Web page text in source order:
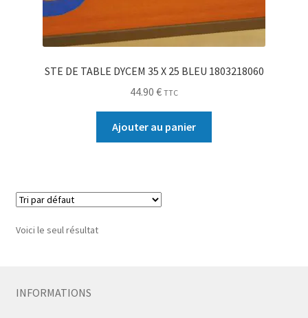
STE DE TABLE DYCEM 35 X 25 BLEU 1803218060
44.90 € TTC
Ajouter au panier
Voici le seul résultat
INFORMATIONS